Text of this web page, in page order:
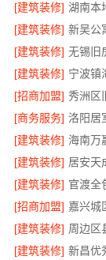
[建筑装修] 湖南本
[建筑装修] 新吴公
[建筑装修] 无锡旧
[建筑装修]
[招商加盟] 秀洲区
[商务服务] 洛阳居
[建筑装修] 海南万
[建筑装修] 居安天
[建筑装修]
[招商加盟]
[建筑装修] 周边区
[建筑装修] 新昌优